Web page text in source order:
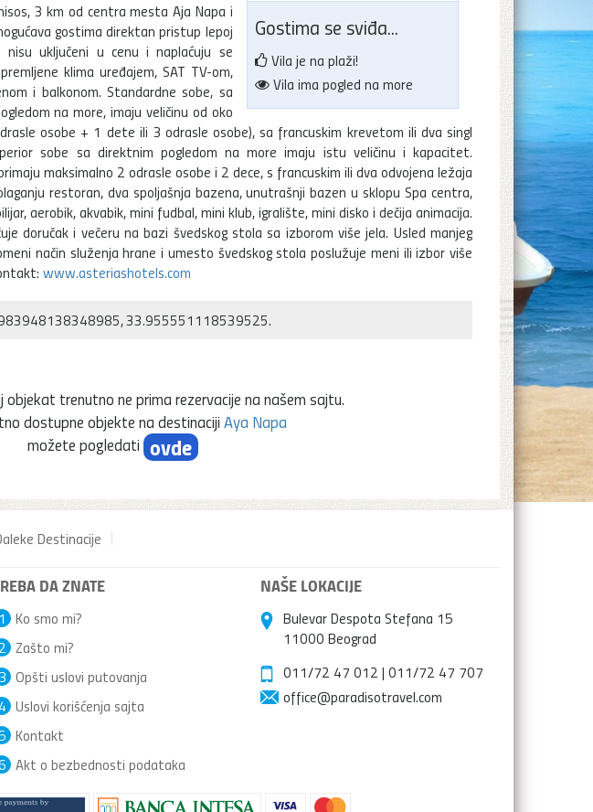
Gostima se sviđa...
Vila je na plaži!
Vila ima pogled na more
3 km od centra mesta Aja Napa i
gostima direktan pristup lepoj
uključeni u cenu i naplaćuju se
klima uređajem, SAT TV-om,
i balkonom. Standardne sobe, sa
na more, imaju veličinu od oko
osobe + 1 dete ili 3 odrasle osobe), sa francuskim krevetom ili dva singl
sobe sa direktnim pogledom na more imaju istu veličinu i kapacitet.
maksimalno 2 odrasle osobe i 2 dece, s francuskim ili dva odvojena ležaja
restoran, dva spoljašnja bazena, unutrašnji bazen u sklopu Spa centra,
aerobik, akvabik, mini fudbal, mini klub, igralište, mini disko i dečija animacija.
doručak i večeru na bazi švedskog stola sa izborom više jela. Usled manjeg
način služenja hrane i umesto švedskog stola poslužuje meni ili izbor više
www.asteriashotels.com
33.955551118539525.
objekat trenutno ne prima rezervacije na našem sajtu.
dostupne objekte na destinaciji Aya Napa
možete pogledati ovde
Destinacije
DA ZNATE
Ko smo mi?
Zašto mi?
Opšti uslovi putovanja
Uslovi korišćenja sajta
Kontakt
Akt o bezbednosti podataka
NAŠE LOKACIJE
Bulevar Despota Stefana 15
11000 Beograd
011/72 47 012 | 011/72 47 707
office@paradisotravel.com